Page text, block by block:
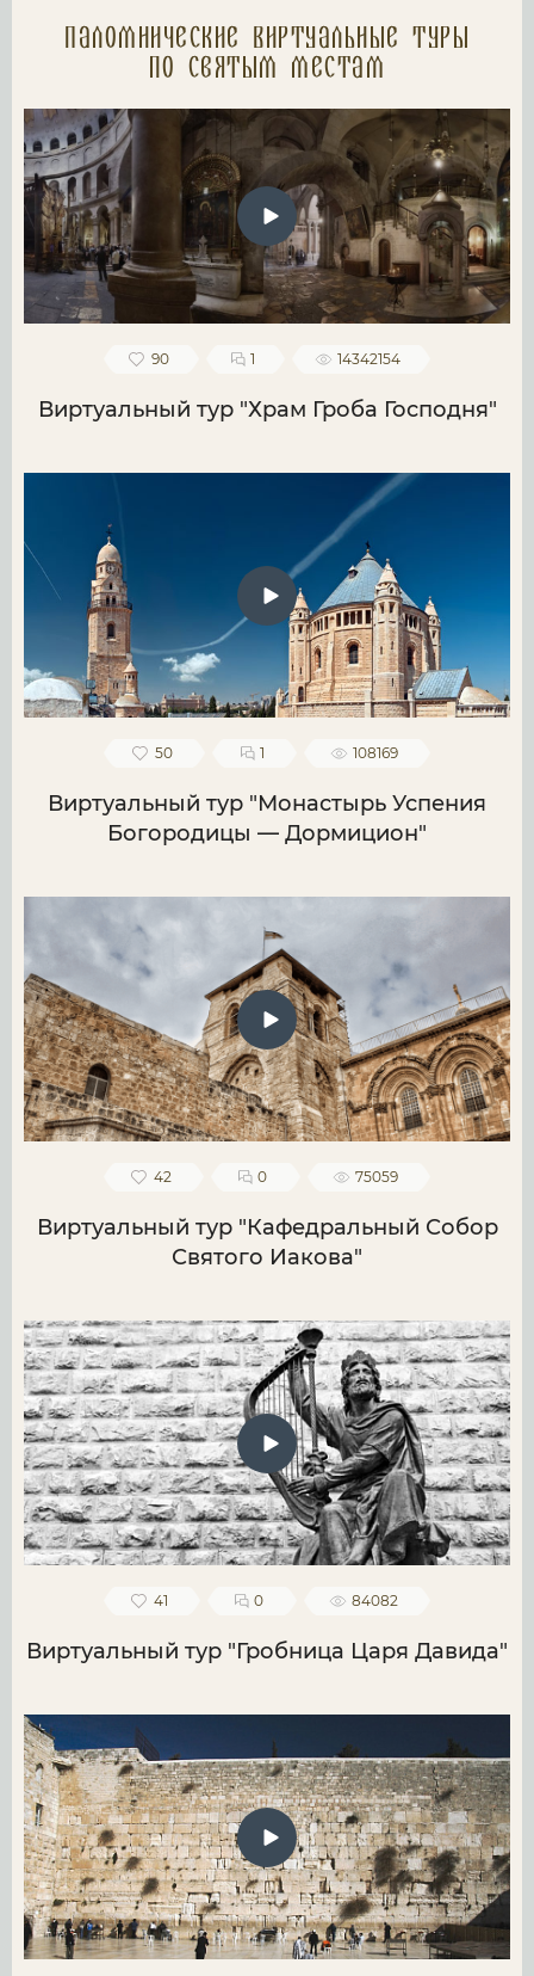
Паломнические Виртуальные туры
по святым местам
90 1 14342154
Виртуальный тур "Храм Гроба Господня"
50 1 108169
Виртуальный тур "Монастырь Успения
Богородицы — Дормицион"
42 0 75059
Виртуальный тур "Кафедральный Собор
Святого Иакова"
41 0 84082
Виртуальный тур "Гробница Царя Давида"